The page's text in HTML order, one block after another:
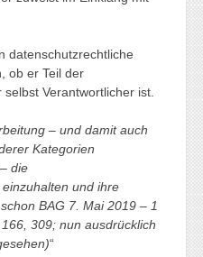
datenschutzrechtliche
ob er Teil der
Verantwortlicher ist.
– und damit auch
Kategorien
die
und ihre
BAG 7. Mai 2019 – 1
309; nun ausdrücklich
“